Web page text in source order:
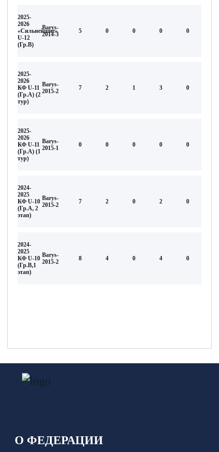
2025-
2026
«Сильнейшие»
U-12
(Гр.В)
Barys-
2014-3
5 0 0 0 0
2025-
2026
КФ U-11
(Гр.А) (2
тур)
Barys-
2015-2
7 2 1 3 0
2025-
2026
КФ U-11
(Гр.А) (1
тур)
Barys-
2015-1
0 0 0 0 0
2024-
2025
КФ U-10
(Гр.А, 2
этап)
Barys-
2015-2
7 2 0 2 0
2024-
2025
КФ U-10
(Гр.В,1
этап)
Barys-
2015-2
8 4 0 4 0
О ФЕДЕРАЦИИ